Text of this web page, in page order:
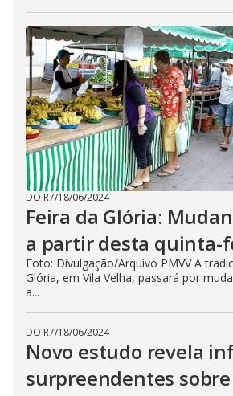
DO R7/18/06/2024
Feira da Glória:
a partir desta quinta-
Foto: Divulgação/Arquivo PMVV A
Glória, em Vila Velha, passará por
a...
DO R7/18/06/2024
Novo estudo revela
surpreendentes